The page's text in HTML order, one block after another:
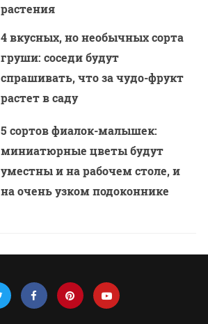
растения
4 вкусных, но необычных сорта
груши: соседи будут
спрашивать, что за чудо-фрукт
растет в саду
5 сортов фиалок-малышек:
миниатюрные цветы будут
уместны и на рабочем столе, и
на очень узком подоконнике